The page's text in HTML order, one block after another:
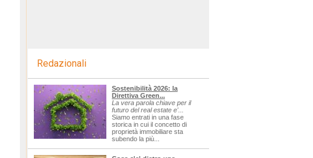
Redazionali
Sostenibilità 2026: la
Direttiva Green...
La vera parola chiave per il
futuro del real estate e'...
Siamo entrati in una fase
storica in cui il concetto di
proprietà immobiliare sta
subendo la più...